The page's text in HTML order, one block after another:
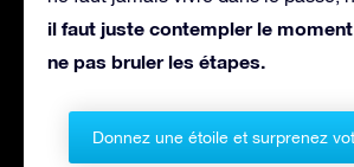
il faut juste contempler le
ne pas bruler les étapes.
Donnez une étoile et surprenez